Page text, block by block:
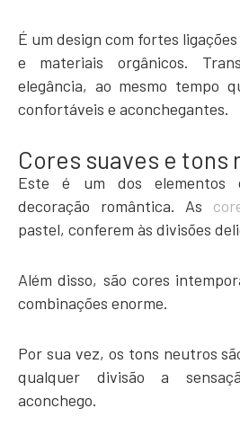
É um design com fortes
e materiais orgânicos.
elegância, ao mesmo tempo
confortáveis e aconchegantes.
Cores suaves e tons
Este é um dos elementos
decoração romântica. As
pastel, conferem às divisões
Além disso, são cores
combinações enorme.
Por sua vez, os tons neutros
qualquer divisão a
aconchego.